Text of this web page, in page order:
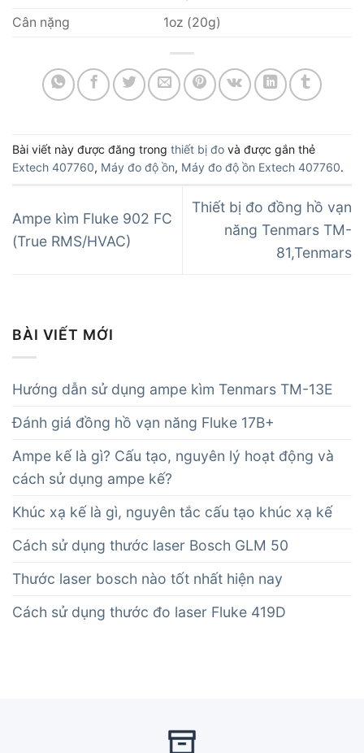
Cân nặng
1oz (20g)
Bài viết này được đăng trong thiết bị đo và được gắn thẻ
Extech 407760, Máy đo độ ồn, Máy đo độ ồn Extech 407760.
Ampe kìm Fluke 902 FC
(True RMS/HVAC)
Thiết bị đo đồng hồ vạn
năng Tenmars TM-
81,Tenmars
BÀI VIẾT MỚI
Hướng dẫn sử dụng ampe kìm Tenmars TM-13E
Đánh giá đồng hồ vạn năng Fluke 17B+
Ampe kế là gì? Cấu tạo, nguyên lý hoạt động và
cách sử dụng ampe kế?
Khúc xạ kế là gì, nguyên tắc cấu tạo khúc xạ kế
Cách sử dụng thước laser Bosch GLM 50
Thước laser bosch nào tốt nhất hiện nay
Cách sử dụng thước đo laser Fluke 419D